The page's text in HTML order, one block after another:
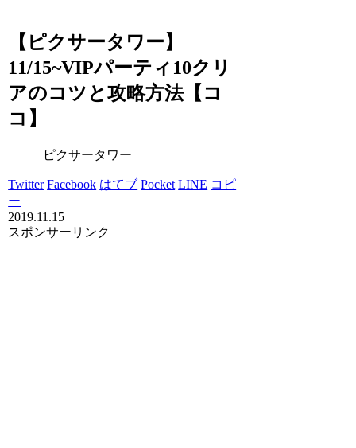
【ピクサータワー】
11/15~VIPパーティ10クリ
アのコツと攻略方法【コ
コ】
ピクサータワー
Twitter Facebook はてブ Pocket LINE コピ
ー
2019.11.15
スポンサーリンク